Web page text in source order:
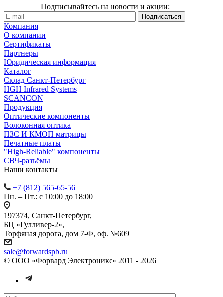
Подписывайтесь на новости и акции:
Компания
О компании
Сертификаты
Партнеры
Юридическая информация
Каталог
Cклад Санкт-Петербург
HGH Infrared Systems
SCANCON
Продукция
Оптические компоненты
Волоконная оптика
ПЗС И КМОП матрицы
Печатные платы
"High-Reliable" компоненты
СВЧ-разъёмы
Наши контакты
+7 (812) 565-65-56
Пн. – Пт.: с 10:00 до 18:00
197374, Санкт-Петербург,
БЦ «Гулливер-2»,
Торфяная дорога, дом 7-Ф, оф. №609
sale@forwardspb.ru
© ООО «Форвард Электроникс» 2011 - 2026